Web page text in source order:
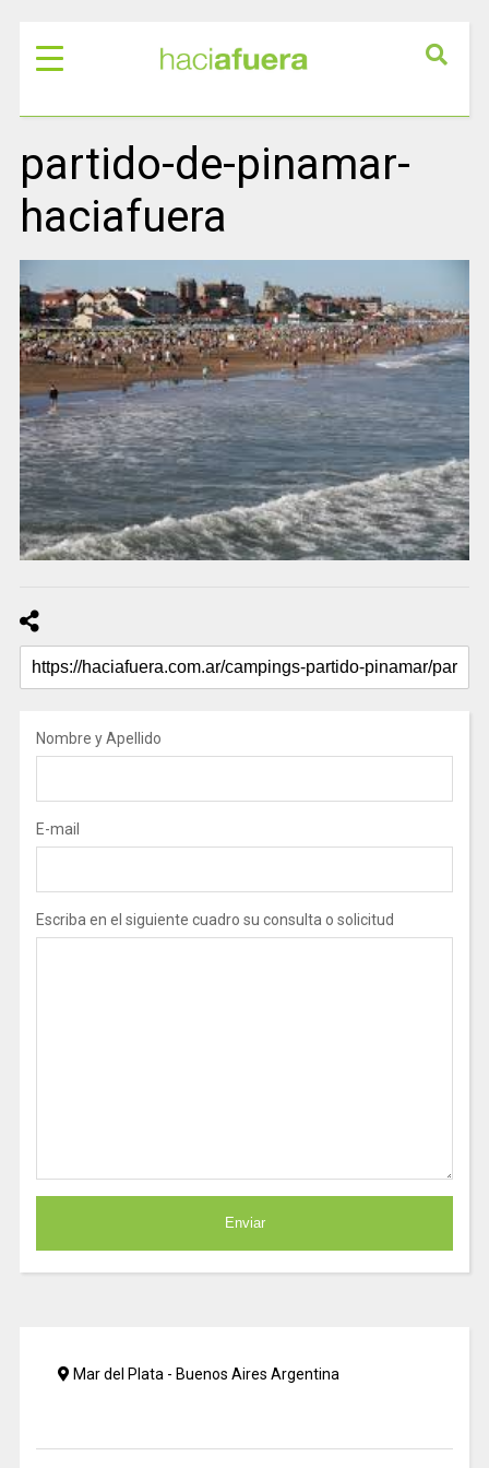
partido-de-pinamar-
haciafuera
Nombre y Apellido
E-mail
Escriba en el siguiente cuadro su consulta o solicitud
Mar del Plata - Buenos Aires Argentina